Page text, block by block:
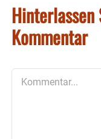
Hinterlassen
Kommentar